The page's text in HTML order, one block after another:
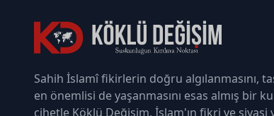
Sahih İslamî fikirlerin doğru algılanmasını,
en önemlisi de yaşanmasını esas almış bir
cihetle Köklü Değişim, İslam'ın fikri ve siyasi